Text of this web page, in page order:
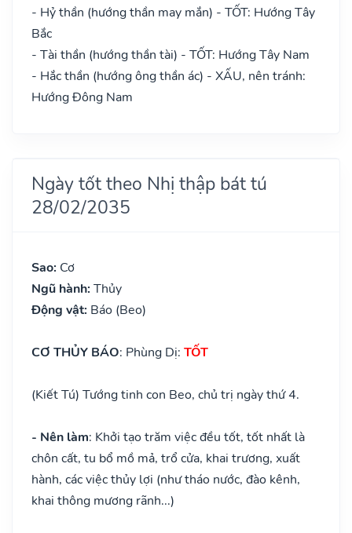
- Hỷ thần (hướng thần may mắn) - TỐT: Hướng Tây
Bắc
- Tài thần (hướng thần tài) - TỐT: Hướng Tây Nam
- Hắc thần (hướng ông thần ác) - XẤU, nên tránh:
Hướng Đông Nam
Ngày tốt theo Nhị thập bát tú
28/02/2035
Sao: Cơ
Ngũ hành: Thủy
Động vật: Báo (Beo)
CƠ THỦY BÁO: Phùng Dị: TỐT
(Kiết Tú) Tướng tinh con Beo, chủ trị ngày thứ 4.
- Nên làm: Khởi tạo trăm việc đều tốt, tốt nhất là
chôn cất, tu bổ mồ mả, trổ cửa, khai trương, xuất
hành, các việc thủy lợi (như tháo nước, đào kênh,
khai thông mương rãnh...)